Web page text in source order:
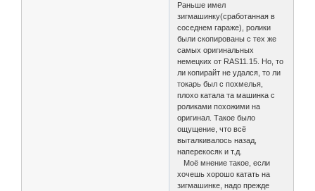
Раньше имел
зигмашинку(сработанная в
соседнем гараже), ролики
были скопированы с тех же
самых оригинальных
немецких от RAS11.15. Но, то
ли копирайт не удался, то ли
токарь был с похмелья,
плохо катала та машинка с
роликами похожими на
оригинал. Такое было
ощущение, что всё
выталкивалось назад,
наперекосяк и т.д.
Моё мнение такое, если
хочешь хорошо катать на
зигмашинке, надо прежде